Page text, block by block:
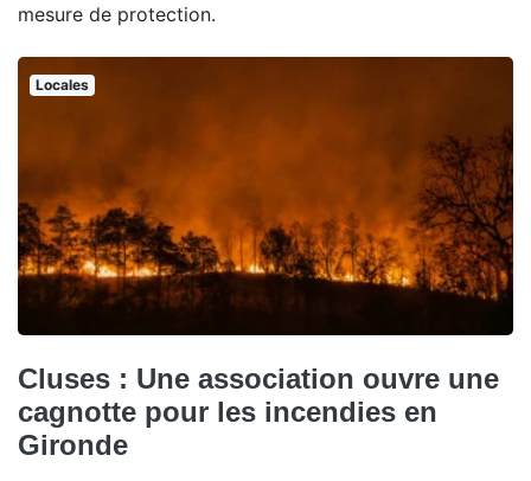
mesure de protection.
Locales
Cluses : Une association ouvre une
cagnotte pour les incendies en
Gironde